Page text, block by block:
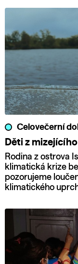
Celovečerní
Děti z
Rodina z ostrova
klimatická krize
pozorujeme
klimatického